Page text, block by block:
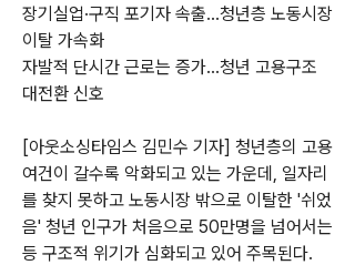
장기실업·구직 포기자 속출…청년층 노동시장
이탈 가속화
자발적 단시간 근로는 증가…청년 고용구조
대전환 신호
[아웃소싱타임스 김민수 기자] 청년층의 고용
여건이 갈수록 악화되고 있는 가운데, 일자리
를 찾지 못하고 노동시장 밖으로 이탈한 '쉬었
음' 청년 인구가 처음으로 50만명을 넘어서는
등 구조적 위기가 심화되고 있어 주목된다.